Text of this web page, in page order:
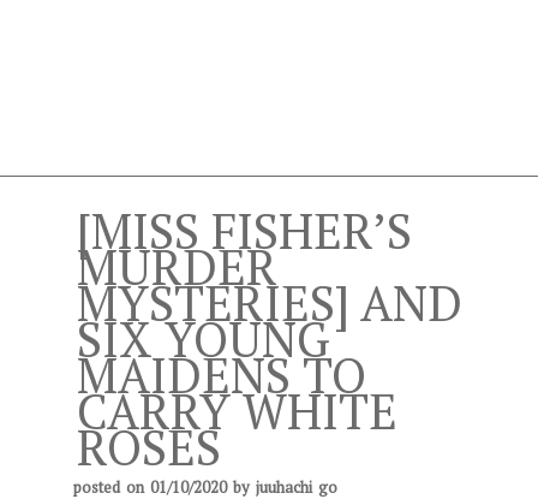
[MISS FISHER’S
MURDER
MYSTERIES] AND
SIX YOUNG
MAIDENS TO
CARRY WHITE
ROSES
posted on 01/10/2020by juuhachi go